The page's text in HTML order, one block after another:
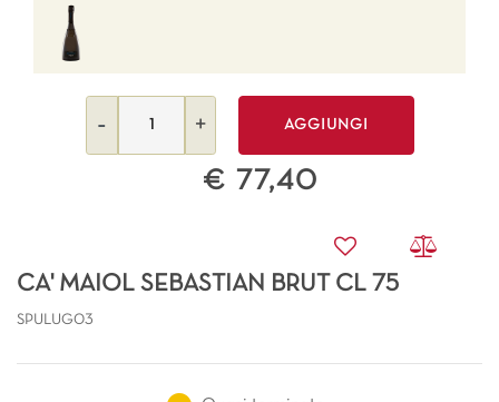
AGGIUNGI
€ 77,40
CA' MAIOL SEBASTIAN BRUT CL 75
SPULUG03